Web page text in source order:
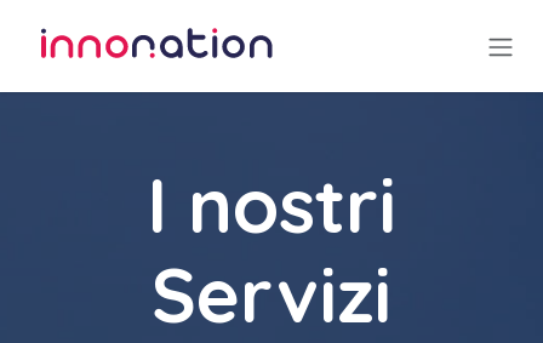
I nostri
Servizi